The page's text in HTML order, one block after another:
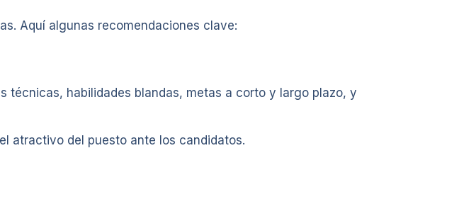
Aquí algunas recomendaciones clave:
técnicas, habilidades blandas, metas a corto y largo plazo, y
atractivo del puesto ante los candidatos.